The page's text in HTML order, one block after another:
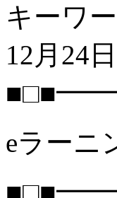
キーワ
12月24
eラーニ